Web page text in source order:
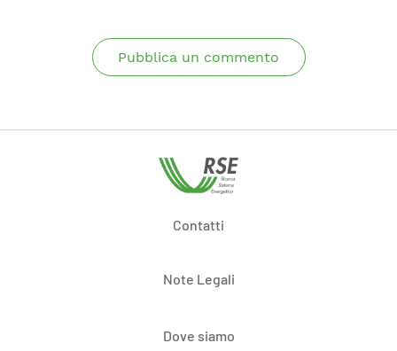
Pubblica un commento
Contatti
Note Legali
Dove siamo